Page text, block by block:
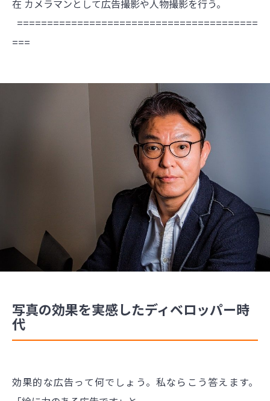
在 カメラマンとして広告撮影や人物撮影を行う。
========================================
===
写真の効果を実感したディベロッパー時
代
効果的な広告って何でしょう。私ならこう答えます。